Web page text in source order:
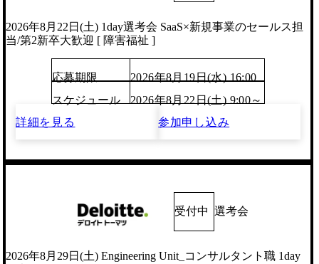
2026年8月22日(土) 1day選考会 SaaS×新規事業のセールス担
当/第2新卒大歓迎 [ 障害福祉 ]
応募期限
2026年8月19日(水) 16:00
スケジュール
2026年8月22日(土) 9:00～
詳細を見る
参加申し込み
受付中 選考会
2026年8月29日(土) Engineering Unit_コンサルタント職 1day